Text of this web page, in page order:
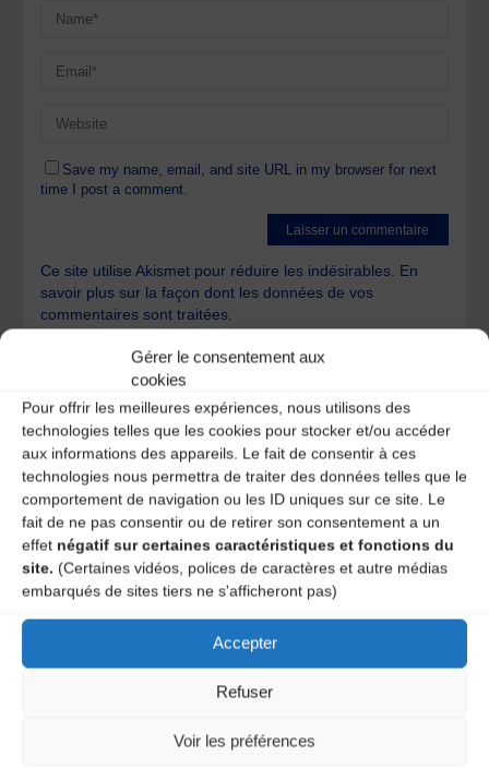
Gérer le consentement aux
cookies
Pour offrir les meilleures expériences, nous utilisons des
technologies telles que les cookies pour stocker et/ou accéder
aux informations des appareils. Le fait de consentir à ces
technologies nous permettra de traiter des données telles que le
comportement de navigation ou les ID uniques sur ce site. Le
fait de ne pas consentir ou de retirer son consentement a un
effet négatif sur certaines caractéristiques et fonctions du
site. (Certaines vidéos, polices de caractères et autre médias
embarqués de sites tiers ne s'afficheront pas)
Accepter
Refuser
Voir les préférences
Save my name, email, and site URL in my browser for next
time I post a comment.
Ce site utilise Akismet pour réduire les indésirables. En
savoir plus sur la façon dont les données de vos
commentaires sont traitées.
A DECOUVRIR :